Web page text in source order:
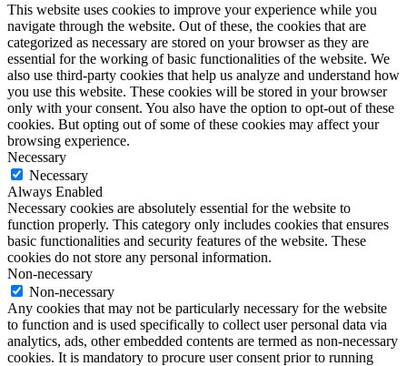
This website uses cookies to improve your experience while you
navigate through the website. Out of these, the cookies that are
categorized as necessary are stored on your browser as they are
essential for the working of basic functionalities of the website. We
also use third-party cookies that help us analyze and understand how
you use this website. These cookies will be stored in your browser
only with your consent. You also have the option to opt-out of these
cookies. But opting out of some of these cookies may affect your
browsing experience.
Necessary
Necessary
Always Enabled
Necessary cookies are absolutely essential for the website to
function properly. This category only includes cookies that ensures
basic functionalities and security features of the website. These
cookies do not store any personal information.
Non-necessary
Non-necessary
Any cookies that may not be particularly necessary for the website
to function and is used specifically to collect user personal data via
analytics, ads, other embedded contents are termed as non-necessary
cookies. It is mandatory to procure user consent prior to running